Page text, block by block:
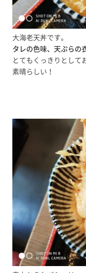
大海老天丼です。
タレの色味、天ぷらの
とてもくっきりとして
素晴らしい！